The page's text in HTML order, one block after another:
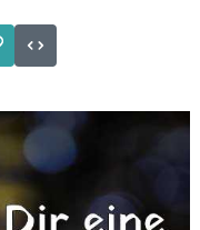
Code